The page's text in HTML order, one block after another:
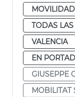
MOVILIDAD
TODAS
VALENCIA
EN
GIUSEPPE
MOBILITAT